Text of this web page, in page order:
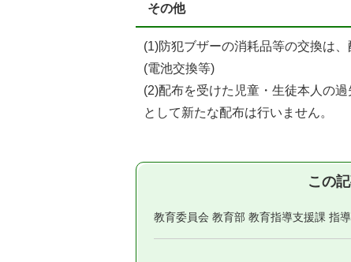
その他
(1)防犯ブザーの消耗品等の交換は
(電池交換等)
(2)配布を受けた児童・生徒本人の
として新たな配布は行いません。
この
教育委員会 教育部 教育指導支援課 指